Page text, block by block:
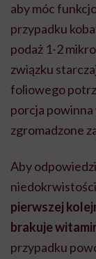
aby móc
przypadku
podaż 1-2
związku
foliowego
porcja powinna
zgromadzone
Aby
pierwszej
brakuje
przypadku